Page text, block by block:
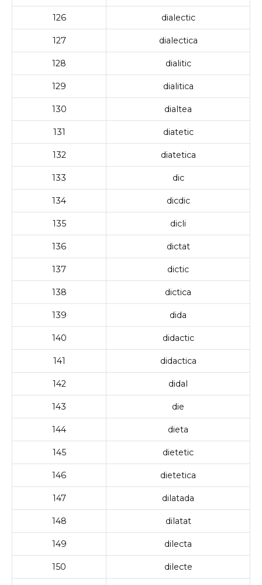
126 dialectic
127 dialectica
128 dialitic
129 dialitica
130 dialtea
131 diatetic
132 diatetica
133 dic
134 dicdic
135 dicli
136 dictat
137 dictic
138 dictica
139 dida
140 didactic
141 didactica
142 didal
143 die
144 dieta
145 dietetic
146 dietetica
147 dilatada
148 dilatat
149 dilecta
150 dilecte